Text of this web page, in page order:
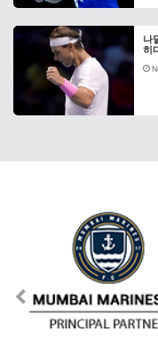
나
히